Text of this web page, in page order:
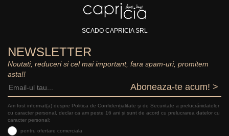
SCADO CAPRICIA SRL
NEWSLETTER
Noutati, reduceri si cel mai important, fara spam-uri, promitem
asta!!
Aboneaza-te acum! >
Am fost informat(a) despre Politica de Confidențialitate şi de Securitate a prelucrăriidatelor
cu caracter personal, declar ca am peste 16 ani și sunt de acord cu prelucrarea datelor cu
caracter personal:
pentru ofertare comerciala